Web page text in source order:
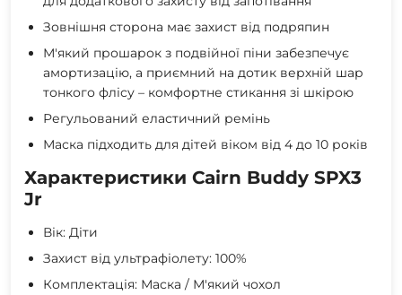
Зовнішня сторона має захист від подряпин
М'який прошарок з подвійної піни забезпечує
амортизацію, а приємний на дотик верхній шар
тонкого флісу – комфортне стикання зі шкірою
Регульований еластичний ремінь
Маска підходить для дітей віком від 4 до 10 років
Характеристики Cairn Buddy SPX3
Jr
Вік: Діти
Захист від ультрафіолету: 100%
Комплектація: Маска / М'який чохол